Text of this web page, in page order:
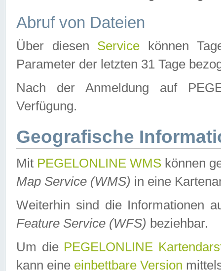
Abruf von Dateien
Über diesen Service können
Parameter der letzten 31 Tage
Nach der Anmeldung auf
Verfügung.
Geografische
Mit PEGELONLINE WMS können
Map Service (WMS) in eine
Weiterhin sind die Informationen
Feature Service (WFS) beziehbar.
Um die PEGELONLINE
kann eine einbettbare Version